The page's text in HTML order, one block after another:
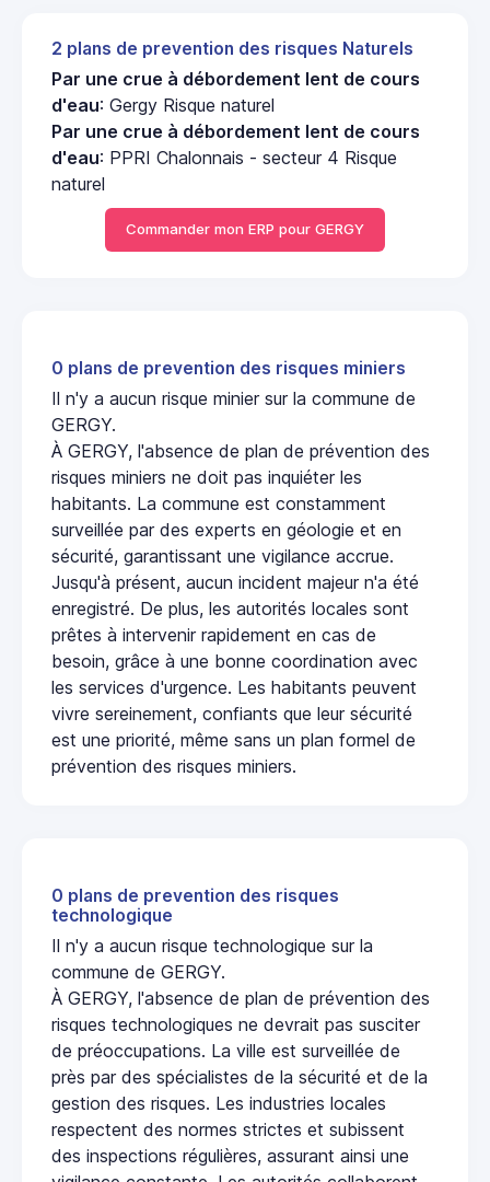
2 plans de prevention des risques Naturels
Par une crue à débordement lent de cours
d'eau: Gergy Risque naturel
Par une crue à débordement lent de cours
d'eau: PPRI Chalonnais - secteur 4 Risque
naturel
Commander mon ERP pour GERGY
0 plans de prevention des risques miniers
Il n'y a aucun risque minier sur la commune de
GERGY.
À GERGY, l'absence de plan de prévention des
risques miniers ne doit pas inquiéter les
habitants. La commune est constamment
surveillée par des experts en géologie et en
sécurité, garantissant une vigilance accrue.
Jusqu'à présent, aucun incident majeur n'a été
enregistré. De plus, les autorités locales sont
prêtes à intervenir rapidement en cas de
besoin, grâce à une bonne coordination avec
les services d'urgence. Les habitants peuvent
vivre sereinement, confiants que leur sécurité
est une priorité, même sans un plan formel de
prévention des risques miniers.
0 plans de prevention des risques
technologique
Il n'y a aucun risque technologique sur la
commune de GERGY.
À GERGY, l'absence de plan de prévention des
risques technologiques ne devrait pas susciter
de préoccupations. La ville est surveillée de
près par des spécialistes de la sécurité et de la
gestion des risques. Les industries locales
respectent des normes strictes et subissent
des inspections régulières, assurant ainsi une